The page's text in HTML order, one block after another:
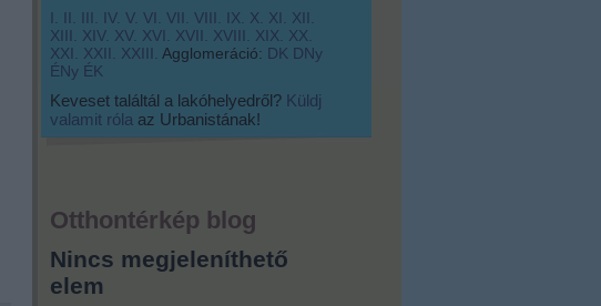
I. II. III. IV. V. VI. VII. VIII. IX. X. XI.
XII.
XIII.
XIV. XV. XVI. XVII. XVIII. XIX.
XX.
XXI.
XXII. XXIII. Agglomeráció: DK DNy
ÉNy ÉK
Keveset találtál a lakóhelyedről? Küldj
valamit róla az Urbanistának!
Otthontérkép blog
Nincs megjeleníthető
elem